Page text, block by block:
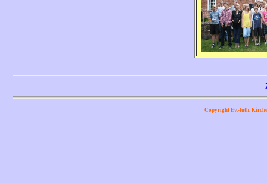
Copyright Ev.-luth.